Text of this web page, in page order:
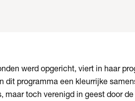
werd opgericht, viert in haar
dit programma een kleurrijke
maar toch verenigd in geest door